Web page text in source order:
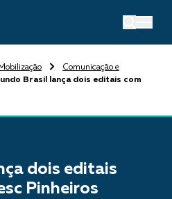
Mobilização
Comunicação e
Brasil lança dois editais com
dois editais
Pinheiros